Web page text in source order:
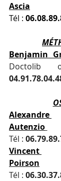
Ascia
Tél :
Benjamin
Alexandre
Autenzio
Tél :
Vincent
Poirson
Tél :